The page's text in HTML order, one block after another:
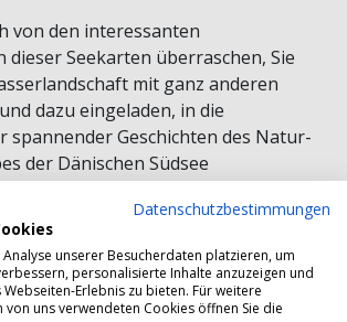
von den interessanten
Seekarten überraschen, Sie
mit ganz anderen
dazu eingeladen, in die
spannender Geschichten des Natur-
der Dänischen Südsee
zu einer längeren Fahrradtour zu
Hügel oder einer
wenn Sie das nächste Mal
Hafen anlegen – hierzu finden Sie
Datenschutzbestimmungen
unserer Besucherdaten platzieren, um
personalisierte Inhalte anzuzeigen und
Erlebnis zu bieten. Für weitere
uns verwendeten Cookies öffnen Sie die